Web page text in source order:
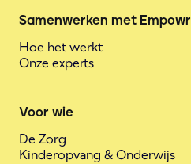
Samenwerken met Empowr
Hoe het werkt
Onze experts
Voor wie
De Zorg
Kinderopvang & Onderwijs